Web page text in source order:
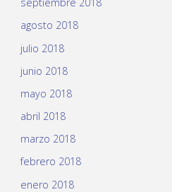
agosto 2018
julio 2018
junio 2018
mayo 2018
abril 2018
marzo 2018
febrero 2018
enero 2018